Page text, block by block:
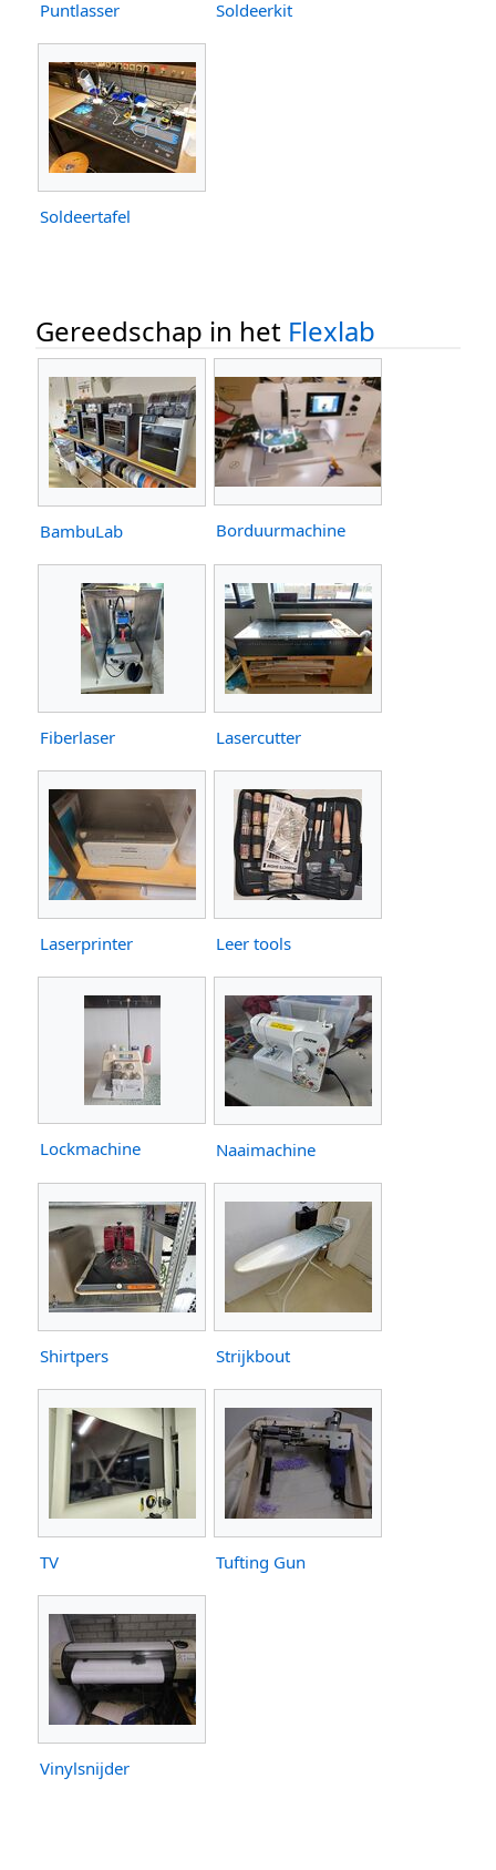
Puntlasser Soldeerkit
Soldeertafel
Gereedschap in het Flexlab
BambuLab Borduurmachine
Fiberlaser Lasercutter
Laserprinter Leer tools
Lockmachine Naaimachine
Shirtpers Strijkbout
TV Tufting Gun
Vinylsnijder